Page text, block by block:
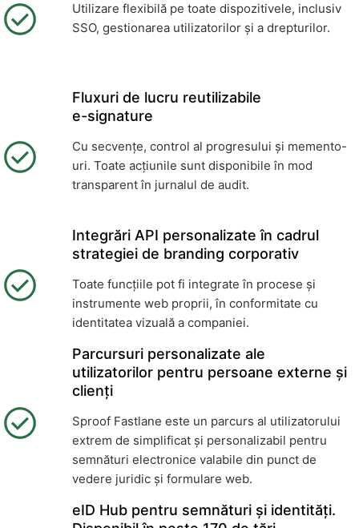
Utilizare flexibilă pe toate dispozitivele, inclusiv
SSO, gestionarea utilizatorilor și a drepturilor.
Fluxuri de lucru reutilizabile
e-signature
Cu secvențe, control al progresului și memento-
uri. Toate acțiunile sunt disponibile în mod
transparent în jurnalul de audit.
Integrări API personalizate în cadrul
strategiei de branding corporativ
Toate funcțiile pot fi integrate în procese și
instrumente web proprii, în conformitate cu
identitatea vizuală a companiei.
Parcursuri personalizate ale
utilizatorilor pentru persoane externe și
clienți
Sproof Fastlane este un parcurs al utilizatorului
extrem de simplificat și personalizabil pentru
semnături electronice valabile din punct de
vedere juridic și formulare web.
eID Hub pentru semnături și identități.